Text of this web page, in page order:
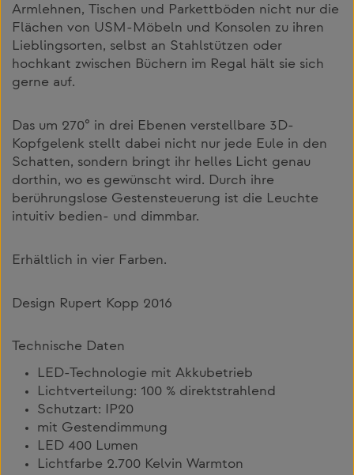
Armlehnen, Tischen und Parkettböden nicht nur die
Flächen von USM-Möbeln und Konsolen zu ihren
Lieblingsorten, selbst an Stahlstützen oder
hochkant zwischen Büchern im Regal hält sie sich
gerne auf.
Das um 270° in drei Ebenen verstell­bare 3D-
Kopfgelenk stellt dabei nicht nur jede Eule in den
Schatten, sondern bringt ihr helles Licht genau
dorthin, wo es gewünscht wird. Durch ihre
berührungslose Gestensteuerung ist die Leuchte
intuitiv bedien- und dimmbar.
Erhältlich in vier Farben.
Design Rupert Kopp 2016
Technische Daten
LED-Technologie mit Akkubetrieb
Lichtverteilung: 100 % direktstrahlend
Schutzart: IP20
mit Gestendimmung
LED 400 Lumen
Lichtfarbe 2.700 Kelvin Warmton